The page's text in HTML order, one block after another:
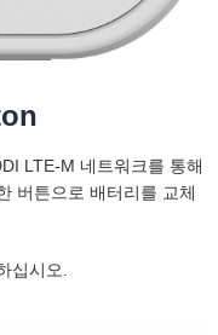
LTE-M 네트워크를 통해
버튼으로 배터리를 교체
십시오.